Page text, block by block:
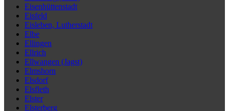
Eisenhüttenstadt
Eisfeld
Eisleben, Lutherstadt
Elbe
Ellingen
Ellrich
Ellwangen (Jagst)
Elmshorn
Elsdorf
Elsfleth
Elster
Elsterberg